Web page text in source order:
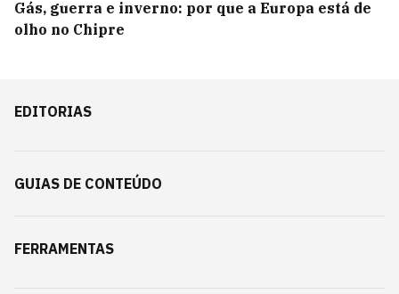
Gás, guerra e inverno: por que a Europa está de
olho no Chipre
EDITORIAS
GUIAS DE CONTEÚDO
FERRAMENTAS